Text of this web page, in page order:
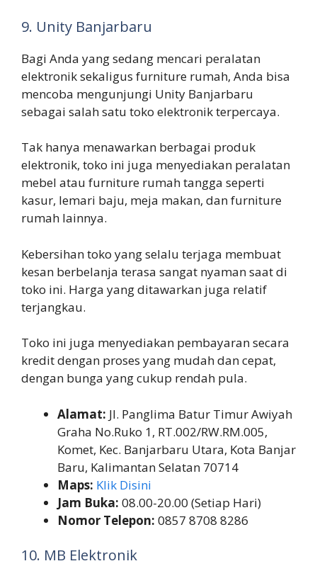
9. Unity Banjarbaru
Bagi Anda yang sedang mencari peralatan
elektronik sekaligus furniture rumah, Anda bisa
mencoba mengunjungi Unity Banjarbaru
sebagai salah satu toko elektronik terpercaya.
Tak hanya menawarkan berbagai produk
elektronik, toko ini juga menyediakan peralatan
mebel atau furniture rumah tangga seperti
kasur, lemari baju, meja makan, dan furniture
rumah lainnya.
Kebersihan toko yang selalu terjaga membuat
kesan berbelanja terasa sangat nyaman saat di
toko ini. Harga yang ditawarkan juga relatif
terjangkau.
Toko ini juga menyediakan pembayaran secara
kredit dengan proses yang mudah dan cepat,
dengan bunga yang cukup rendah pula.
Alamat: Jl. Panglima Batur Timur Awiyah
Graha No.Ruko 1, RT.002/RW.RM.005,
Komet, Kec. Banjarbaru Utara, Kota Banjar
Baru, Kalimantan Selatan 70714
Maps: Klik Disini
Jam Buka: 08.00-20.00 (Setiap Hari)
Nomor Telepon: 0857 8708 8286
10. MB Elektronik